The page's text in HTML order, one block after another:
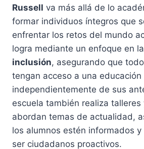
Russell va más allá de lo
formar individuos íntegros que
enfrentar los retos del mundo
logra mediante un enfoque en la
inclusión, asegurando que
tengan acceso a una
independientemente de sus
escuela también realiza talleres
abordan temas de actualidad,
los alumnos estén informados
ser ciudadanos proactivos.